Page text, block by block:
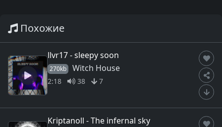
Похожие
llvr17 - sleepy soon
270kb Witch House
2:18 38 7
Kriptanoll - The infernal sky